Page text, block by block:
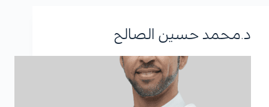
د.محمد حسين الصالح